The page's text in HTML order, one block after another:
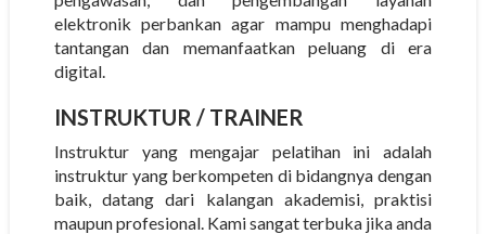
elektronik perbankan agar mampu menghadapi
tantangan dan memanfaatkan peluang di era
digital.
INSTRUKTUR / TRAINER
Instruktur yang mengajar pelatihan ini adalah
instruktur yang berkompeten di bidangnya dengan
baik, datang dari kalangan akademisi, praktisi
maupun profesional. Kami sangat terbuka jika anda